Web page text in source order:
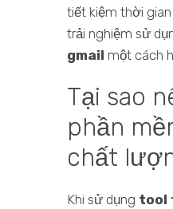
tiết kiệm thời
trải nghiệm sử
gmail một cách
Tại sao
phần
chất
Khi sử dụng tool